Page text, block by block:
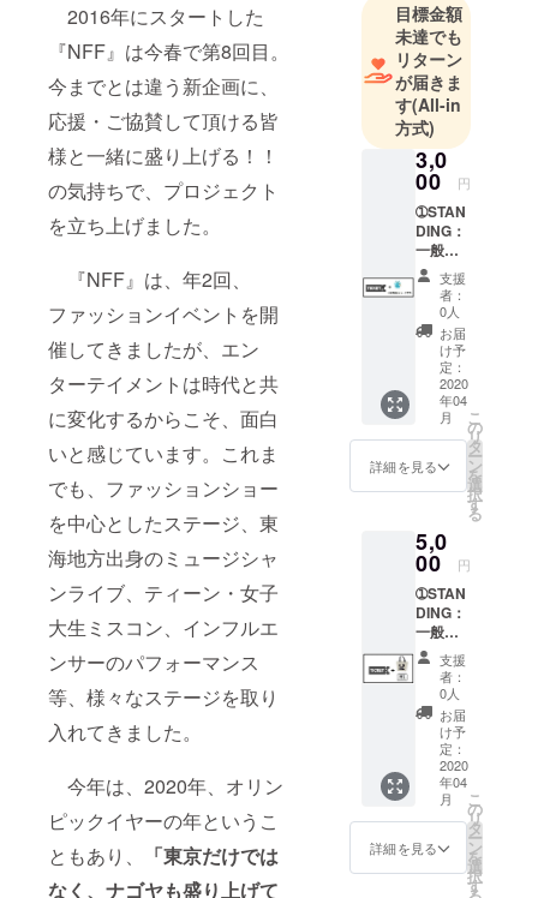
2016年にスタートした
『NFF』は今春で第8回目。
今までとは違う新企画に、
応援・ご協賛して頂ける皆
様と一緒に盛り上げる！！
の気持ちで、プロジェクト
を立ち上げました。
『NFF』は、年2回、
ファッションイベントを開
催してきましたが、エン
ターテイメントは時代と共
に変化するからこそ、面白
いと感じています。これま
でも、ファッションショー
を中心としたステージ、東
海地方出身のミュージシャ
ンライブ、ティーン・女子
大生ミスコン、インフルエ
ンサーのパフォーマンス
等、様々なステージを取り
入れてきました。
今年は、2020年、オリン
ピックイヤーの年というこ
ともあり、
「東京だけでは
なく、ナゴヤも盛り上げて
目標金額
未達でも
リターン
が届きま
す(All-in
方式)
3,0
00 円
➀STAN
DING：
一般チ
ケット1
枚 (ミ
スコン
投票券
付) ②試
供品
(イベン
ト当日
の配布
商品) 通
常の前
売り
3,300円
得なク
ラウド
ファン
ディン
グ限定
リター
ンで
す。 各
種試供
品は一
般来場
者は
「先着
順」と
なりま
すが、
こちら
支援
者：
0人
お届
け予
定：
2020
年04
月
詳細を見る
こ
の
リ
タ
ー
ン
を
選
択
す
る
5,0
00 円
➀STAN
DING：
一般チ
ケット1
枚 (ミ
スコン
投票券
②ART-
YOICHI
ROデザ
イン
トート
バッ
グ 1点
※サイ
支援
者：
0人
お届
け予
定：
2020
年04
月
詳細を見る
こ
の
リ
タ
ー
ン
を
選
択
す